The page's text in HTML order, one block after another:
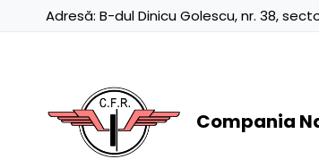
Adresă: B-dul Dinicu Golescu, nr. 38,
Compania